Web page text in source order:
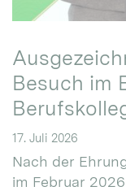
Besuch im
17. Juli 2026
Nach der
im Februar